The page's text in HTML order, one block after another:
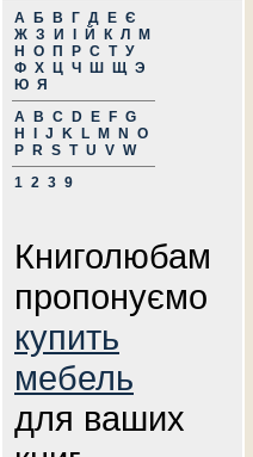
А Б В Г Д Е Є
Ж З И Й К Л
М
Н
О П Р С Т У
Ф Х Ц Ч Ш Щ Э
Ю Я
A
B C D E F G
H
J K L M N
O
P
R S T U V W
1 2 3 9
Книголюбам
пропонуємо
купить
мебель
для ваших